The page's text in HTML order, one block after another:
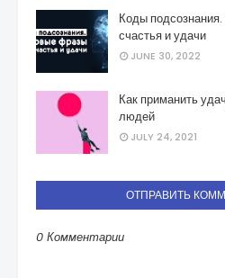
Коды
счастья и удачи
JUNE 30, 2022
Как приманить
людей
JULY 24, 2021
ОТПРАВИТЬ
0 Комментарии